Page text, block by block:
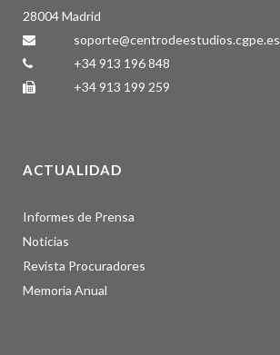
28004 Madrid
soporte@centrodeestudios.cgpe.es
+34 913 196 848
+34 913 199 259
ACTUALIDAD
Informes de Prensa
Noticias
Revista Procuradores
Memoria Anual